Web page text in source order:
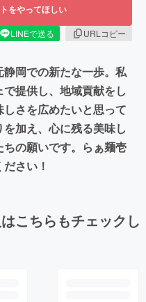
をやってほしい
LINEで送る
URLコピー
岡での新たな一歩。私
提供し、地域貢献をし
さを広めたいと思って
加え、心に残る美味し
の願いです。らぁ麺壱
さい！
こちらもチェックし